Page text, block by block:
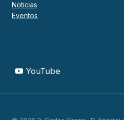
Noticias
Eventos
YouTube